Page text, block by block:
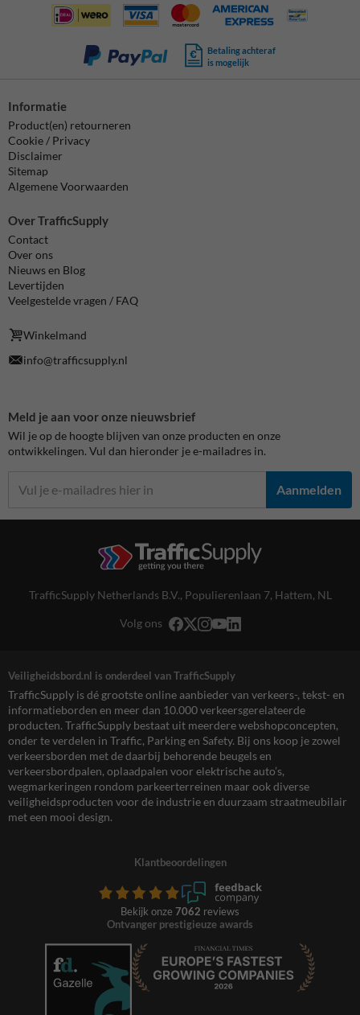
Betaling achteraf
is mogelijk
Informatie
Product(en) retourneren
Cookie / Privacy
Disclaimer
Sitemap
Algemene Voorwaarden
Over TrafficSupply
Contact
Over ons
Nieuws en Blog
Levertijden
Veelgestelde vragen / FAQ
Winkelmand
info@trafficsupply.nl
Meld je aan voor onze nieuwsbrief
Wil je op de hoogte blijven van onze producten en onze
ontwikkelingen. Vul dan hieronder je e-mailadres in.
Aanmelden
TrafficSupply Netherlands B.V., Populierenlaan 7, Hattem, NL
Volg ons
Veiligheidsbord.nl is onderdeel van TrafficSupply
TrafficSupply is dé grootste online aanbieder van verkeers-, tekst- en
informatieborden en meer dan 10.000 verkeersgerelateerde
producten. TrafficSupply bestaat uit meerdere webshopconcepten,
onder te verdelen in Traffic, Parking en Safety. Bij ons koop je zowel
verkeersborden met de daarbij behorende beugels en
verkeersbordpalen, oplaadpalen voor elektrische auto’s,
wegmarkeringen rondom parkeerterreinen maar ook diverse
veiligheidsproducten voor de industrie en duurzaam straatmeubilair
met een mooi design.
Klantbeoordelingen
Bekijk onze 7062 reviews
Ontvanger prestigieuze awards